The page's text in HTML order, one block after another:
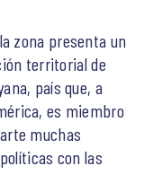
zona presenta un
territorial de
país que, a
es miembro
muchas
con las